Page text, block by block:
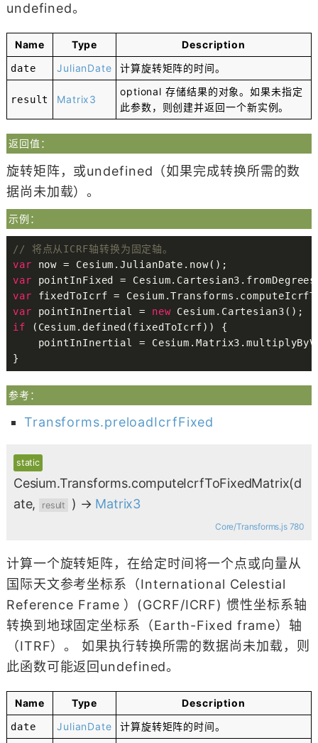
undefined。
Name Type Description
date JulianDate 计算旋转矩阵的时间。
result Matrix3
optional 存储结果的对象。如果未指定
此参数，则创建并返回一个新实例。
返回值：
旋转矩阵，或undefined（如果完成转换所需的数
据尚未加载）。
示例：
// 将点从ICRF轴转换为固定轴。
var now = Cesium .JulianDate . now( ) ;
var pointInFixed = Cesium. Cartesian3 . fromDegrees
var fixedToIcrf = Cesium .Transforms .
var pointInInertial = new Cesium . Cartesian3 ( ) ;
if
( Cesium . defined ( fixedToIcrf) )
{
    pointInInertial
= Cesium .Matrix3 .
}
参考：
Transforms.preloadIcrfFixed
static
Cesium.Transforms.computeIcrfToFixedMatrix(d
ate,
result ) → Matrix3
Core/Transforms.js 780
计算一个旋转矩阵，在给定时间将一个点或向量从
国际天文参考坐标系（International Celestial
Reference Frame ）(GCRF/ICRF) 惯性坐标系轴
转换到地球固定坐标系（Earth-Fixed frame）轴
（ITRF）。 如果执行转换所需的数据尚未加载，则
此函数可能返回undefined。
Name Type Description
date JulianDate 计算旋转矩阵的时间。